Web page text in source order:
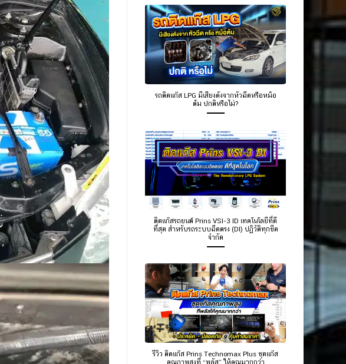
รถติดแก๊ส LPG มีเสียงดังจากหัวฉีดหรือหม้อ
ต้ม ปกติหรือไม่?
ติดแก๊สรถยนต์ Prins VSI-3 ID เทคโนโลยีที่ดี
ที่สุด สำหรับรถระบบฉีดตรง (DI) ปฏิวัติทุกขีด
จำกัด
รีวิว ติดแก๊ส Prins Technomax Plus ชุดแก๊ส
คุณภาพสูงที่ “พลัส” ให้คุณมากกว่า